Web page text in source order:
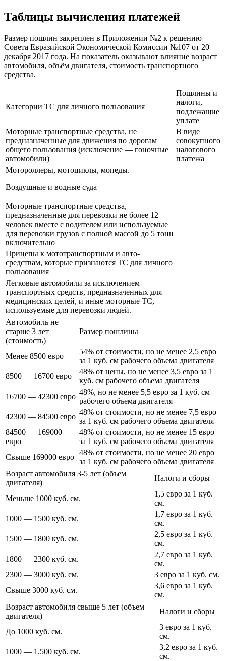
Таблицы вычисления платежей
Размер пошлин закреплен в Приложении №2 к решению
Совета Евразийской Экономической Комиссии №107 от 20
декабря 2017 года. На показатель оказывают влияние возраст
автомобиля, объём двигателя, стоимость транспортного
средства.
Категории ТС для личного пользования
Пошлины и
налоги,
подлежащие
уплате
Моторные транспортные средства, не
предназначенные для движения по дорогам
общего пользования (исключение — гоночные
автомобили)
В виде
совокупного
налогового
платежа
Мотороллеры, мотоциклы, мопеды.
Воздушные и водные суда
Моторные транспортные средства,
предназначенные для перевозки не более 12
человек вместе с водителем или используемые
для перевозки грузов с полной массой до 5 тонн
включительно
Прицепы к мототранспортным и авто-
средствам, которые признаются ТС для личного
пользования
Легковые автомобили за исключением
транспортных средств, предназначенных для
медицинских целей, и иные моторные ТС,
используемые для перевозки людей.
Автомобиль не
старше 3 лет
(стоимость)
Размер пошлины
Менее 8500 евро
54% от стоимости, но не менее 2,5 евро
за 1 куб. см рабочего объема двигателя
8500 — 16700 евро
48% от цены, но не менее 3,5 евро за 1
куб. см рабочего объема двигателя
16700 — 42300 евро
48%, но не менее 5,5 евро за 1 куб. см
рабочего объема двигателя
42300 — 84500 евро
48% от стоимости, но не менее 7,5 евро
за 1 куб. см рабочего объема двигателя
84500 — 169000
евро
48% от стоимости, но не менее 15 евро
за 1 куб. см рабочего объема двигателя
Свыше 169000 евро
48% от стоимости, но не менее 20 евро
за 1 куб. см рабочего объема двигателя
Возраст автомобиля 3-5 лет (объем
двигателя)
Налоги и сборы
Меньше 1000 куб. см.
1,5 евро за 1 куб.
см.
1000 — 1500 куб. см.
1,7 евро за 1 куб.
см.
1500 — 1800 куб. см.
2,5 евро за 1 куб.
см.
1800 — 2300 куб. см.
2,7 евро за 1 куб.
см.
2300 — 3000 куб. см.
3 евро за 1 куб. см.
Свыше 3000 куб. см.
3,6 евро за 1 куб.
см.
Возраст автомобиля свыше 5 лет (объем
двигателя)
Налоги и сборы
До 1000 куб. см.
3 евро за 1 куб.
см.
1000 — 1.500 куб. см.
3,2 евро за 1 куб.
см.